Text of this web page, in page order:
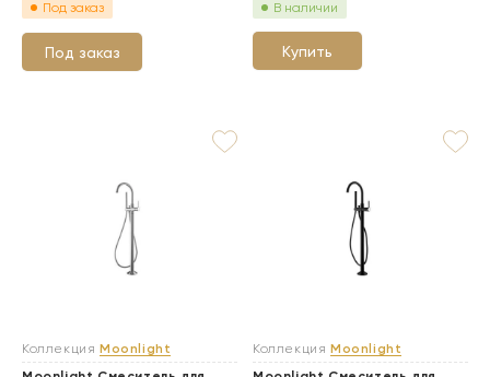
Под заказ
Под заказ
В наличии
Купить
Коллекция Moonlight
Коллекция Moonlight